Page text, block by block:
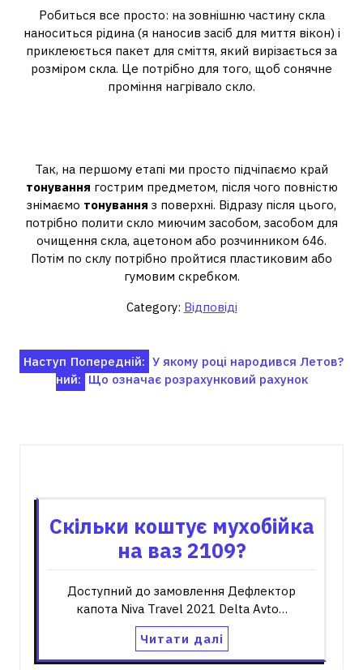
Робиться все просто: на зовнішню частину скла
наноситься рідина (я наносив засіб для миття вікон) і
приклеюється пакет для сміття, який вирізається за
розміром скла. Це потрібно для того, щоб сонячне
проміння нагрівало скло.
Так, на першому етапі ми просто підчіпаємо край
тонування гострим предметом, після чого повністю
знімаємо тонування з поверхні. Відразу після цього,
потрібно полити скло миючим засобом, засобом для
очищення скла, ацетоном або розчинником 646.
Потім по склу потрібно пройтися пластиковим або
гумовим скребком.
Category: Відповіді
Навігація
записів
Попередній: У якому році народився Летов?
Наступ
ний: Що означає розрахунковий рахунок
Скільки коштує мухобійка
на ваз 2109?
Доступний до замовлення Дефлектор
капота Niva Travel 2021 Delta Avto…
Читати далі